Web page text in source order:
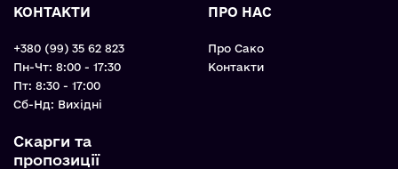
КОНТАКТИ
+380 (99) 35 62 823
Пн-Чт: 8:00 - 17:30
Пт: 8:30 - 17:00
Cб-Нд: Вихідні
Скарги та
пропозиції
ПРО НАС
Про Сако
Контакти